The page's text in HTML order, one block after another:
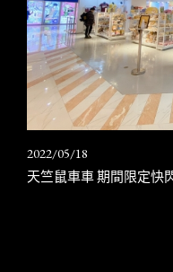
2022/05/18
天竺鼠車車 期間限定快